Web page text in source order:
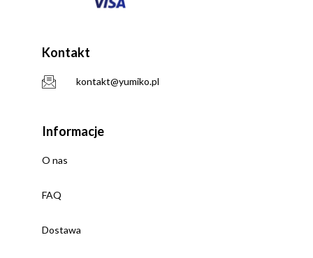
Kontakt
kontakt@yumiko.pl
Informacje
O nas
FAQ
Dostawa